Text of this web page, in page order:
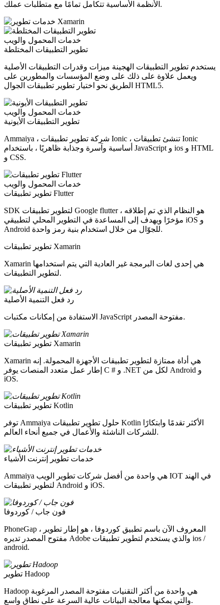
الأنظمة الأساسية تتكامل تمامًا مع متطلبات عملك.
خدمات المحمول والويب
تطوير التطبيقات المختلطة
يستخدم تطوير التطبيقات الهجينة ميزات وقدرات التطبيقات الأصلية
ويعمل علاوة على ذلك على وضع المؤسسات والمطورين على
الطريق نحو اختيار تطوير تطبيقات الجوال HTML5.
خدمات المحمول والويب
تطوير التطبيقات الأيونية
Ammaiya ، شركة تطوير تطبيقات Ionic ، تنشئ تطبيقات Ionic
أساسية وآسرة وجذابة ظاهريًا ، باستخدام JavaScript و ios و HTML
و CSS.
خدمات المحمول والويب
تطوير تطبيقات Flutter
SDK لتطوير تطبيقات Google flutter ، هو النظام الذي تم إطلاقه
مؤخرًا ويهدف إلى المساعدة في التطوير المحلي لتطبيقي iOS و
Android للجوّال من خلال استخدام بنية رمز واحدة.
تطوير تطبيقات Xamarin
Xamarin هي إحدى لغات البرمجة غير العادية التي يتم استخدامها
لتطوير التطبيقات.
رد فعل التنمية الأصلية
الاستفادة من إمكانات مكتبات JavaScript مفتوحة المصدر.
تطوير تطبيقات Xamarin
Xamarin هي أداة ممتازة لتطوير تطبيقات الأجهزة المحمولة. إنه
إطار عمل متعدد المنصات يوفر C # و .NET لكل من Android و
iOS.
تطوير تطبيقات Kotlin
توفر Ammaiya حلول تطوير تطبيقات Kotlin الأكثر تقدمًا وابتكارًا
للشركات الناشئة والأعمال في جميع أنحاء العالم.
خدمات تطوير إنترنت الأشياء
Ammaiya هي واحدة من أفضل شركات تطوير الويب IOT في الهند
لتطوير تطبيقات Android و iOS.
فون جاب / كوردوفا
PhoneGap ، المعروف الآن باسم تطبيق كوردوفا ، هو إطار تطوير
مفتوح المصدر تديره Adobe والذي يستخدم لتطوير تطبيقات ios /
android.
تطوير Hadoop
Hadoop هي واحدة من أكثر التقنيات مفتوحة المصدر المرغوبة
والتي يمكنها معالجة البيانات عالية السرعة على نطاق واسع.